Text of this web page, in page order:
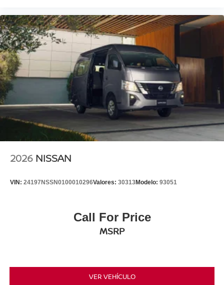
2026 NISSAN
VIN: 24197NSSN0100010296Valores: 30313Modelo: 93051
Call For Price
MSRP
VER VEHÍCULO